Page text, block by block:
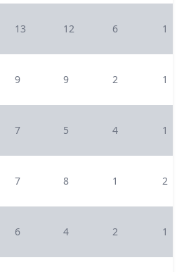
13 12 6 1
9 9 2 1
7 5 4 1
7 8 1 2
6 4 2 1